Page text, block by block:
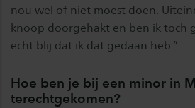
nou wel of niet moest doen.
knoop doorgehakt en ben ik toch
echt blij dat ik dat gedaan heb.”
Hoe ben je bij een minor in
terechtgekomen?